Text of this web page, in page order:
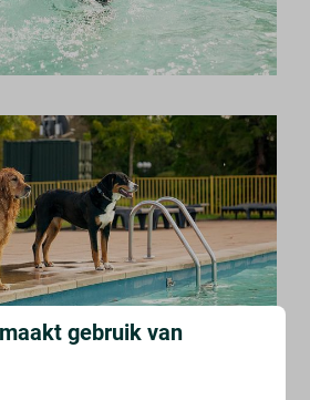
gebruik van